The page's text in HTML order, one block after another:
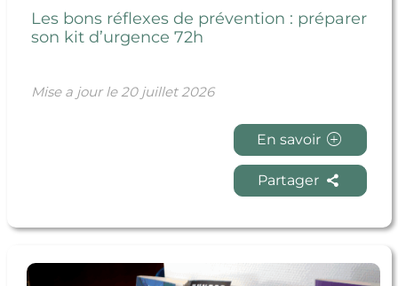
Les bons réflexes de prévention : préparer
son kit d’urgence 72h
Mise a jour le20 juillet 2026
En savoir
Partager
Young Adult ?